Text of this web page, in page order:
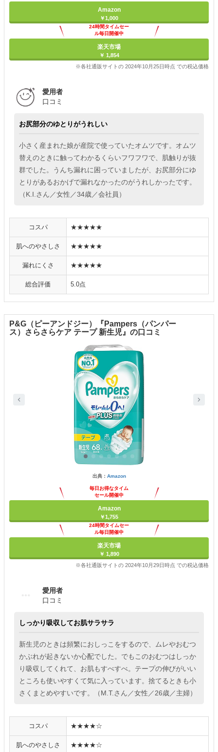
Amazon
￥1,000
24時間タイムセー
ル毎日開催中
楽天市場
￥ 1,854
※各社通販サイトの 2024年10月25日時点 での税込価格
愛用者
口コミ
お尻部分のゆとりがうれしい
小さく産まれた娘が産院で使っていたオムツです。オムツ
替えのときに触ってわかるくらいフワフワで、肌触りが抜
群でした。うんち漏れに困っていましたが、お尻部分にゆ
とりがあるおかげで漏れなかったのがうれしかったです。
（K.I.さん／女性／34歳／会社員）
コスパ ★★★★★
肌へのやさしさ ★★★★★
漏れにくさ ★★★★★
総合評価 5.0点
P&G（ピーアンドジー）『Pampers（パンパー
ス）さらさらケア テープ 新生児』の口コミ
出典： Amazon
毎日お得なタイム
セール開催中
Amazon
￥1,755
24時間タイムセー
ル毎日開催中
楽天市場
￥ 1,890
※各社通販サイトの 2024年10月29日時点 での税込価格
愛用者
口コミ
しっかり吸収してお肌サラサラ
新生児のときは頻繁におしっこをするので、ムレやおむつ
かぶれが起きないか心配でした。でもこのおむつはしっか
り吸収してくれて、お肌もすべすべ。テープの伸びがいい
ところも使いやすくて気に入っています。捨てるときも小
さくまとめやすいです。（M.T.さん／女性／26歳／主婦）
コスパ ★★★★☆
肌へのやさしさ ★★★★☆